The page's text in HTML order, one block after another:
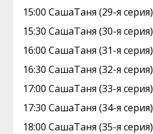
15:00 CaшаТаня (29-я серия)
15:30 CaшаТаня (30-я серия)
16:00 CaшаТаня (31-я серия)
16:30 CaшаТаня (32-я серия)
17:00 CaшаТаня (33-я серия)
17:30 CaшаТаня (34-я серия)
18:00 CaшаТаня (35-я серия)